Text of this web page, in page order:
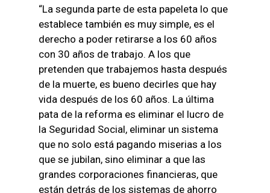
“La segunda parte de esta papeleta lo que
establece también es muy simple, es el
derecho a poder retirarse a los 60 años
con 30 años de trabajo. A los que
pretenden que trabajemos hasta después
de la muerte, es bueno decirles que hay
vida después de los 60 años. La última
pata de la reforma es eliminar el lucro de
la Seguridad Social, eliminar un sistema
que no solo está pagando miserias a los
que se jubilan, sino eliminar a que las
grandes corporaciones financieras, que
están detrás de los sistemas de ahorro